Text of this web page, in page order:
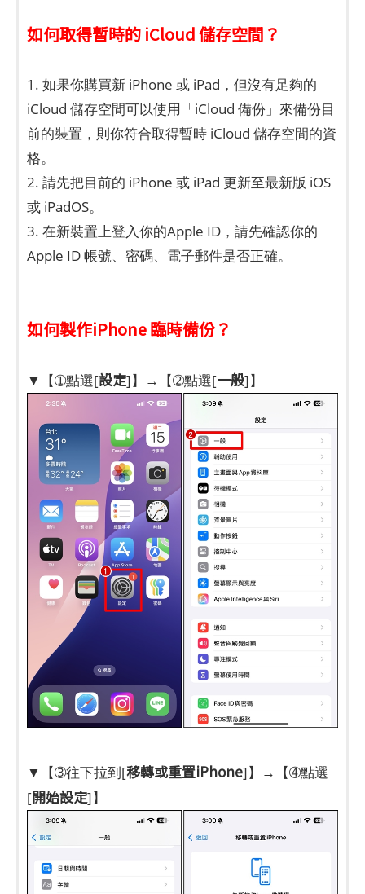
如何取得暫時的 iCloud 儲存空間？
1. 如果你購買新 iPhone 或 iPad，但沒有足夠的
iCloud 儲存空間可以使用「iCloud 備份」來備份目
前的裝置，則你符合取得暫時 iCloud 儲存空間的資
格。
2. 請先把目前的 iPhone 或 iPad 更新至最新版 iOS
或 iPadOS。
3. 在新裝置上登入你的Apple ID，請先確認你的
Apple ID 帳號、密碼、電子郵件是否正確。
如何製作iPhone 臨時備份？
▼【➀點選[設定]】→【➁點選[一般]】
▼【➂往下拉到[移轉或重置iPhone]】→【➃點選
[開始設定]】